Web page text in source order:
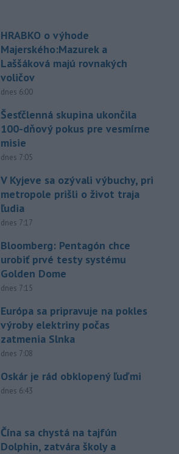
HRABKO o výhode
Majerského:Mazurek a
Laššáková majú rovnakých
voličov
dnes 6:00
Šesťčlenná skupina ukončila
100-dňový pokus pre vesmírne
misie
dnes 7:05
V Kyjeve sa ozývali výbuchy, pri
metropole prišli o život traja
ľudia
dnes 7:17
Bloomberg: Pentagón chce
urobiť prvé testy systému
Golden Dome
dnes 7:15
Európa sa pripravuje na pokles
výroby elektriny počas
zatmenia Slnka
dnes 7:08
Oskár je rád obklopený ľuďmi
dnes 6:43
Čína sa chystá na tajfún
Dolphin, zatvára školy a